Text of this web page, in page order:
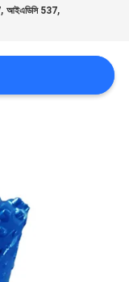
,আইএডিসি 537,